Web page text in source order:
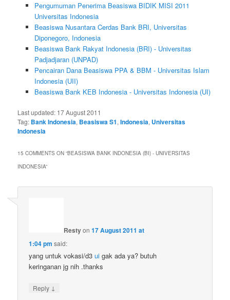
Pengumuman Penerima Beasiswa BIDIK MISI 2011
Universitas Indonesia
Beasiswa Nusantara Cerdas Bank BRI, Universitas
Diponegoro, Indonesia
Beasiswa Bank Rakyat Indonesia (BRI) - Universitas
Padjadjaran (UNPAD)
Pencairan Dana Beasiswa PPA & BBM - Universitas Islam
Indonesia (UII)
Beasiswa Bank KEB Indonesia - Universitas Indonesia (UI)
Last updated: 17 August 2011
Tag: Bank Indonesia, Beasiswa S1,Indonesia, Universitas
Indonesia
15 COMMENTS ON “BEASISWA BANK INDONESIA (BI) - UNIVERSITAS
INDONESIA”
Restyon17 August 2011 at
1:04 pm said:
yang untuk vokasi/d3ui gak ada ya? butuh
keringanan jg nih .thanks
Reply ↓